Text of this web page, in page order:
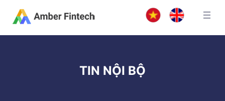
TIN NỘI BỘ